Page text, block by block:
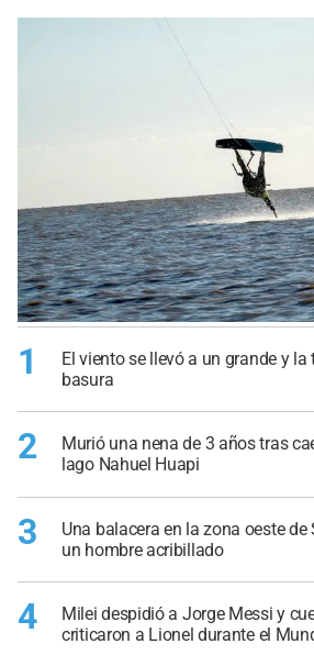
1
El viento se llevó a un grande y
basura
2
Murió una nena de 3 años tras
lago Nahuel Huapi
3
Una balacera en la zona oeste
un hombre acribillado
4
Milei despidió a Jorge Messi y
criticaron a Lionel durante el